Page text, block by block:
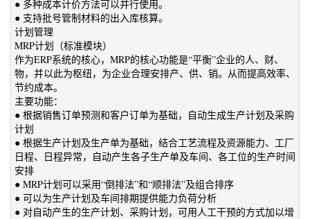
● 多种成本计价方法可以并行使用。
● 支持批号管制材料的出入库核算。
计划管理
MRP计划（标准模块）
作为ERP系统的核心，MRP的核心功能是“平衡”企业的人、财、
物，并以此为枢纽，为企业合理安排产、供、销。从而提高效率、
节约成本。
主要功能：
● 根据销售订单预测和客户订单为基础，自动生成生产计划及采购
计划
● 根据生产计划及生产单为基础，结合工艺流程及资源能力、工厂
日程、日程异常，自动产生各子生产单及车间、各工位的生产时间
安排
● MRP计划可以采用“倒排法”和“顺排法”及组合排序
● 可以为生产计划及车间排期提供能力负荷分析
● 对自动产生的生产计划、采购计划，可用人工干预的方式加以增